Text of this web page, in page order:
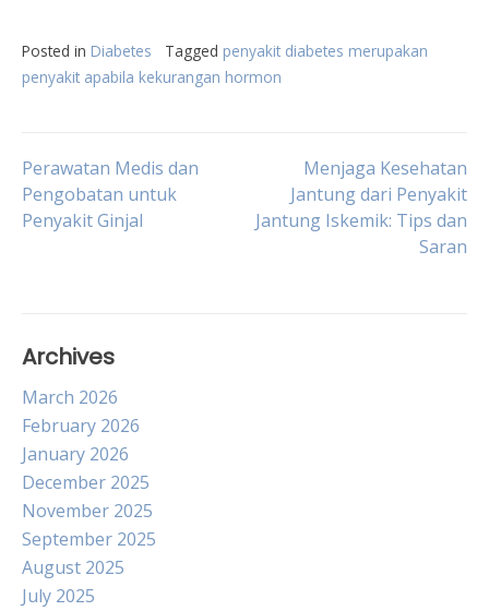
Posted in Diabetes Tagged penyakit diabetes merupakan
penyakit apabila kekurangan hormon
Post
navigation
Perawatan Medis dan
Pengobatan untuk
Penyakit Ginjal
Menjaga Kesehatan
Jantung dari Penyakit
Jantung Iskemik: Tips dan
Saran
Archives
March 2026
February 2026
January 2026
December 2025
November 2025
September 2025
August 2025
July 2025